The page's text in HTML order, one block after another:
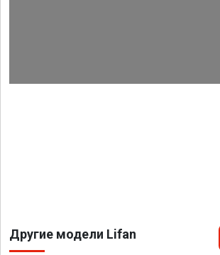
Другие модели Lifan